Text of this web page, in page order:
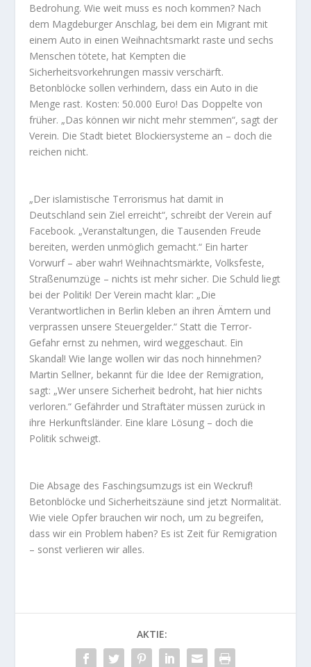
Bedrohung. Wie weit muss es noch kommen? Nach
dem Magdeburger Anschlag, bei dem ein Migrant mit
einem Auto in einen Weihnachtsmarkt raste und sechs
Menschen tötete, hat Kempten die
Sicherheitsvorkehrungen massiv verschärft.
Betonblöcke sollen verhindern, dass ein Auto in die
Menge rast. Kosten: 50.000 Euro! Das Doppelte von
früher. „Das können wir nicht mehr stemmen“, sagt der
Verein. Die Stadt bietet Blockiersysteme an – doch die
reichen nicht.
„Der islamistische Terrorismus hat damit in
Deutschland sein Ziel erreicht“, schreibt der Verein auf
Facebook. „Veranstaltungen, die Tausenden Freude
bereiten, werden unmöglich gemacht.“ Ein harter
Vorwurf – aber wahr! Weihnachtsmärkte, Volksfeste,
Straßenumzüge – nichts ist mehr sicher. Die Schuld liegt
bei der Politik! Der Verein macht klar: „Die
Verantwortlichen in Berlin kleben an ihren Ämtern und
verprassen unsere Steuergelder.“ Statt die Terror-
Gefahr ernst zu nehmen, wird weggeschaut. Ein
Skandal! Wie lange wollen wir das noch hinnehmen?
Martin Sellner, bekannt für die Idee der Remigration,
sagt: „Wer unsere Sicherheit bedroht, hat hier nichts
verloren.“ Gefährder und Straftäter müssen zurück in
ihre Herkunftsländer. Eine klare Lösung – doch die
Politik schweigt.
Die Absage des Faschingsumzugs ist ein Weckruf!
Betonblöcke und Sicherheitszäune sind jetzt Normalität.
Wie viele Opfer brauchen wir noch, um zu begreifen,
dass wir ein Problem haben? Es ist Zeit für Remigration
– sonst verlieren wir alles.
AKTIE: